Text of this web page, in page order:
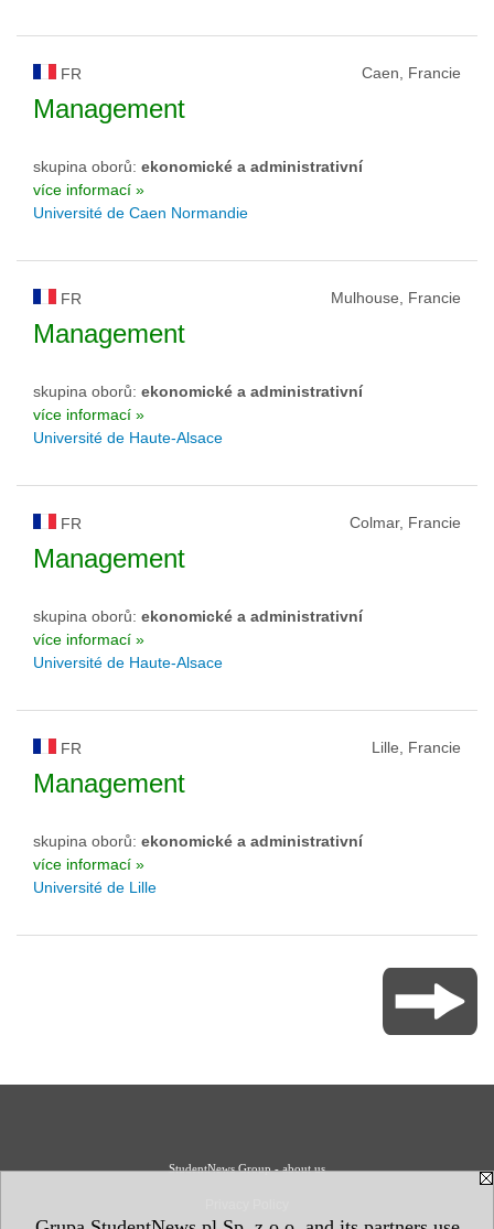
FR Caen, Francie
Management
skupina oborů: ekonomické a administrativní
více informací »
Université de Caen Normandie
FR Mulhouse, Francie
Management
skupina oborů: ekonomické a administrativní
více informací »
Université de Haute-Alsace
FR Colmar, Francie
Management
skupina oborů: ekonomické a administrativní
více informací »
Université de Haute-Alsace
FR Lille, Francie
Management
skupina oborů: ekonomické a administrativní
více informací »
Université de Lille
StudentNews Group - about us